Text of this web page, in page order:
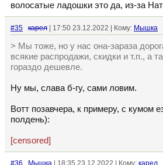
волосатые ладошки это да, из-за
#35 кaрел | 17:50 23.12.2022 | Кому: Мышка
> Мы тоже, но у нас она-зараза
всякие распродажи, скидки и т.п., а
гораздо дешевле.
Ну мы, слава б-гу, сами ловим.
Вотт позавчера, к примеру, с кумом
полдень):
[censored]
#36 Мышка | 18:35 23.12.2022 | Кому: кaрел